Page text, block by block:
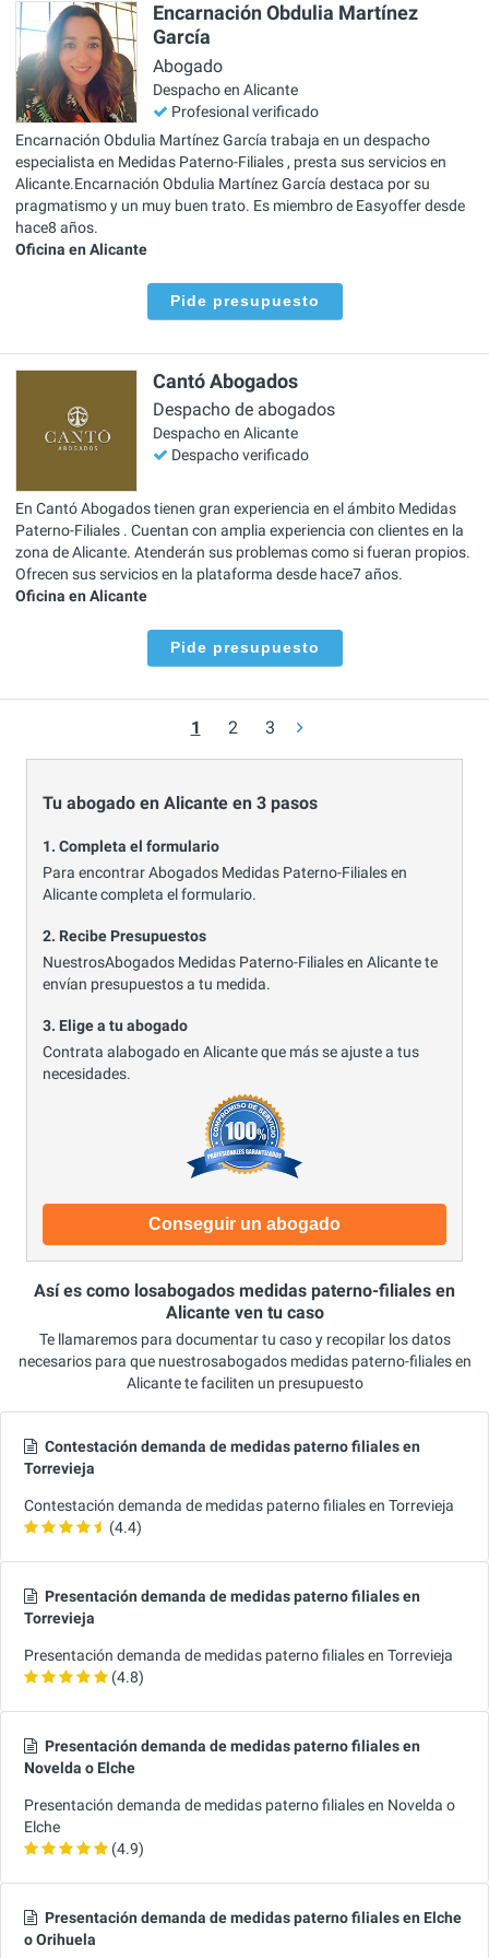
Encarnación Obdulia Martínez
García
Abogado
Despacho en Alicante
Profesional verificado
Encarnación Obdulia Martínez García trabaja en un despacho
especialista en Medidas Paterno-Filiales , presta sus servicios en
Alicante.Encarnación Obdulia Martínez García destaca por su
pragmatismo y un muy buen trato. Es miembro de Easyoffer desde
hace8 años.
Oficina en Alicante
Pide presupuesto
Cantó Abogados
Despacho de abogados
Despacho en Alicante
Despacho verificado
En Cantó Abogados tienen gran experiencia en el ámbito Medidas
Paterno-Filiales . Cuentan con amplia experiencia con clientes en la
zona de Alicante. Atenderán sus problemas como si fueran propios.
Ofrecen sus servicios en la plataforma desde hace7 años.
Oficina en Alicante
Pide presupuesto
1 2 3
Tu abogado en Alicante en 3 pasos
1. Completa el formulario
Para encontrar Abogados Medidas Paterno-Filiales en
Alicante completa el formulario.
2. Recibe Presupuestos
NuestrosAbogados Medidas Paterno-Filiales en Alicante te
envían presupuestos a tu medida.
3. Elige a tu abogado
Contrata alabogado en Alicante que más se ajuste a tus
necesidades.
Conseguir un abogado
Así es como losabogados medidas paterno-filiales en
Alicante ven tu caso
Te llamaremos para documentar tu caso y recopilar los datos
necesarios para que nuestrosabogados medidas paterno-filiales en
Alicante te faciliten un presupuesto
Contestación demanda de medidas paterno filiales en
Torrevieja
Contestación demanda de medidas paterno filiales en Torrevieja
(4.4)
Presentación demanda de medidas paterno filiales en
Torrevieja
Presentación demanda de medidas paterno filiales en Torrevieja
(4.8)
Presentación demanda de medidas paterno filiales en
Novelda o Elche
Presentación demanda de medidas paterno filiales en Novelda o
Elche
(4.9)
Presentación demanda de medidas paterno filiales en Elche
o Orihuela